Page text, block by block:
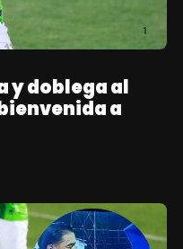
y doblega al
a